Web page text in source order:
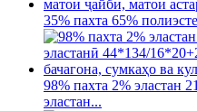
35% пахта 65%
98% пахта 2% эластан
эластан...